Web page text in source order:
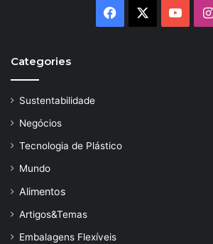
Facebook
Categories
Sustentabilidade
Negócios
Tecnologia de Plástico
Mundo
Alimentos
Artigos&Temas
Embalagens Flexíveis